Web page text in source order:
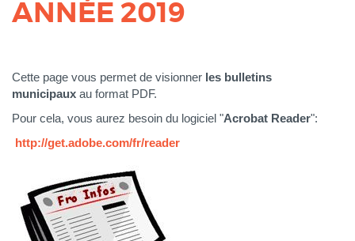
ANNÉE 2019
Corps
Cette page vous permet de visionner les bulletins
municipaux au format PDF.
Pour cela, vous aurez besoin du logiciel "Acrobat Reader":
http://get.adobe.com/fr/reader